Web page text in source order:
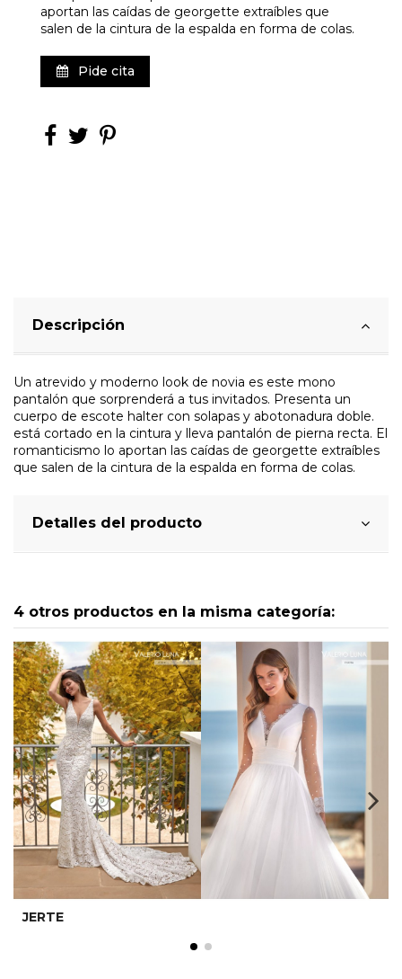
aportan las caídas de georgette extraíbles que
salen de la cintura de la espalda en forma de colas.
Pide cita
Descripción
Un atrevido y moderno look de novia es este mono
pantalón que sorprenderá a tus invitados. Presenta un
cuerpo de escote halter con solapas y abotonadura doble.
está cortado en la cintura y lleva pantalón de pierna recta. El
romanticismo lo aportan las caídas de georgette extraíbles
que salen de la cintura de la espalda en forma de colas.
Detalles del producto
4 otros productos en la misma categoría:
JERTE